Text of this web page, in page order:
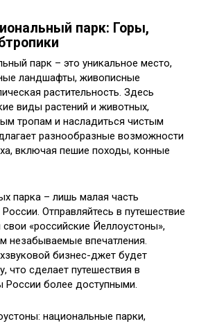
парк: Горы,
парк – это уникальное место,
ландшафты, живописные
растительность. Здесь
виды растений и животных,
тропам и насладиться чистым
разнообразные возможности
включая пешие походы, конные
парка – лишь малая часть
Отправляйтесь в путешествие
«российские Йеллоустоны»,
незабываемые впечатления.
бизнес-джет будет
что сделает путешествия в
России более доступными.